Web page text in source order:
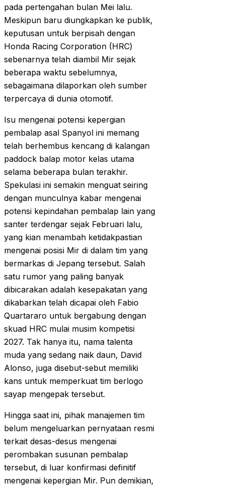
pada pertengahan bulan Mei lalu.
Meskipun baru diungkapkan ke publik,
keputusan untuk berpisah dengan
Honda Racing Corporation (HRC)
sebenarnya telah diambil Mir sejak
beberapa waktu sebelumnya,
sebagaimana dilaporkan oleh sumber
terpercaya di dunia otomotif.
Isu mengenai potensi kepergian
pembalap asal Spanyol ini memang
telah berhembus kencang di kalangan
paddock balap motor kelas utama
selama beberapa bulan terakhir.
Spekulasi ini semakin menguat seiring
dengan munculnya kabar mengenai
potensi kepindahan pembalap lain yang
santer terdengar sejak Februari lalu,
yang kian menambah ketidakpastian
mengenai posisi Mir di dalam tim yang
bermarkas di Jepang tersebut. Salah
satu rumor yang paling banyak
dibicarakan adalah kesepakatan yang
dikabarkan telah dicapai oleh Fabio
Quartararo untuk bergabung dengan
skuad HRC mulai musim kompetisi
2027. Tak hanya itu, nama talenta
muda yang sedang naik daun, David
Alonso, juga disebut-sebut memiliki
kans untuk memperkuat tim berlogo
sayap mengepak tersebut.
Hingga saat ini, pihak manajemen tim
belum mengeluarkan pernyataan resmi
terkait desas-desus mengenai
perombakan susunan pembalap
tersebut, di luar konfirmasi definitif
mengenai kepergian Mir. Pun demikian,